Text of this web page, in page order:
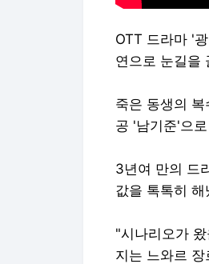
OTT 드라마 '
연으로 눈길을
죽은 동생의
공 '남기준'으
3년여 만의 드
값을 톡톡히 해
"시나리오가
지는 느와르